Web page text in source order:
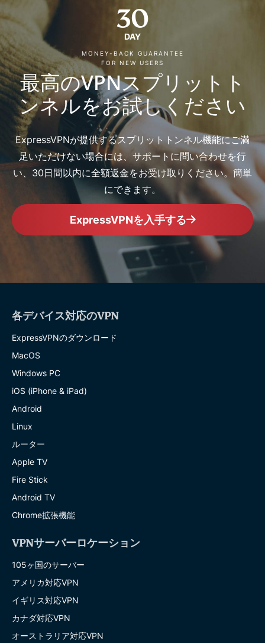
30
DAY
MONEY-BACK GUARANTEE
FOR NEW USERS
最高のVPNスプリットト
ンネルをお試しください
ExpressVPNが提供するスプリットトンネル機能にご満
足いただけない場合には、サポートに問い合わせを行
い、30日間以内に全額返金をお受け取りください。簡単
にできます。
ExpressVPNを入手する
各デバイス対応のVPN
ExpressVPNのダウンロード
MacOS
Windows PC
iOS (iPhone & iPad)
Android
Linux
ルーター
Apple TV
Fire Stick
Android TV
Chrome拡張機能
VPNサーバーロケーション
105ヶ国のサーバー
アメリカ対応VPN
イギリス対応VPN
カナダ対応VPN
オーストラリア対応VPN